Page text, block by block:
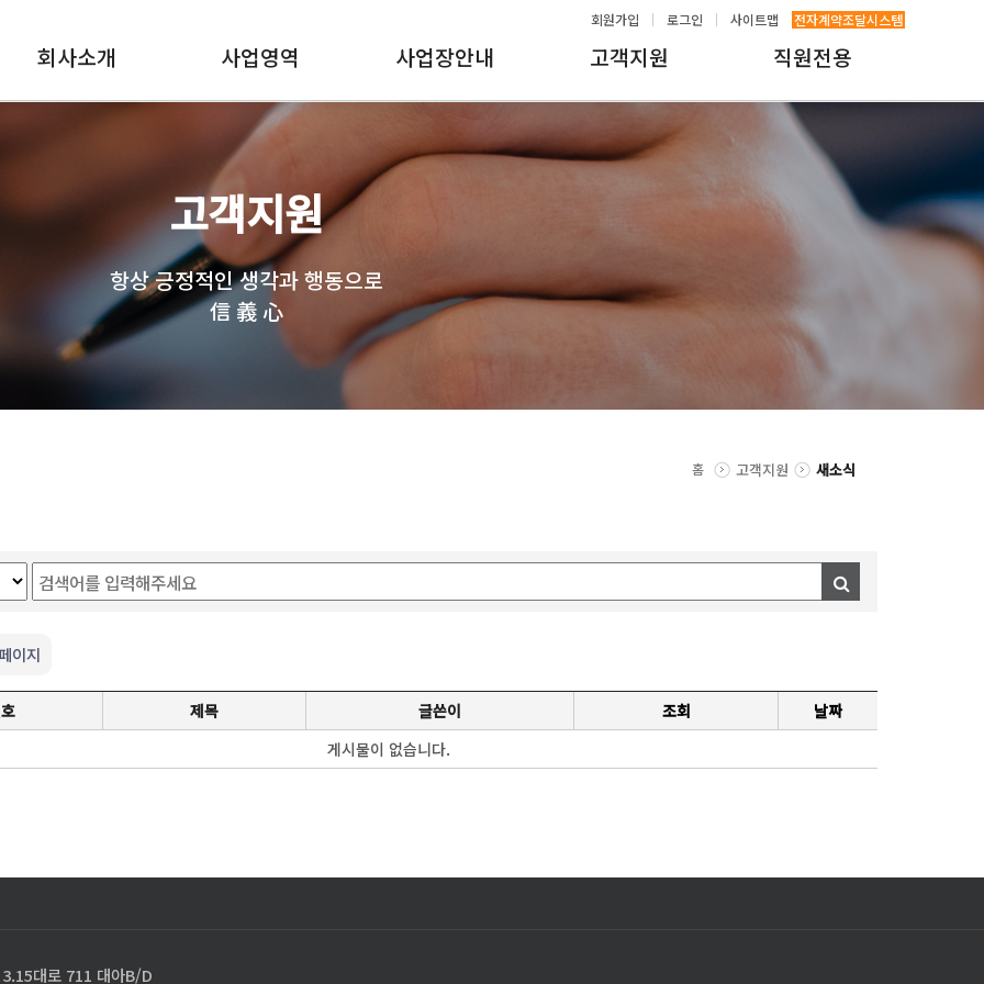
회원가입 로그인 사이트맵 전자계약조달시스템
회사소개 사업영역 사업장안내 고객지원 직원전용
고객지원
항상 긍정적인 생각과 행동으로
信 義 心
홈 고객지원 새소식
이지
제목 글쓴이 조회
날짜
게시물이 없습니다.
대로 711 대아B/D